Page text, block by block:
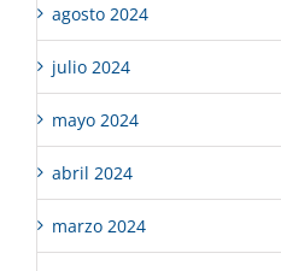
agosto 2024
julio 2024
mayo 2024
abril 2024
marzo 2024